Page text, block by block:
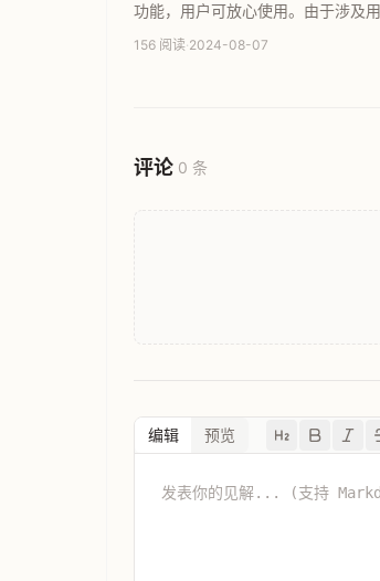
功能，用户可放心使用。由于涉及
议用户关注手机系统安全，养成良
156 阅读·2024-08-07
评论 0 条
编辑 预览